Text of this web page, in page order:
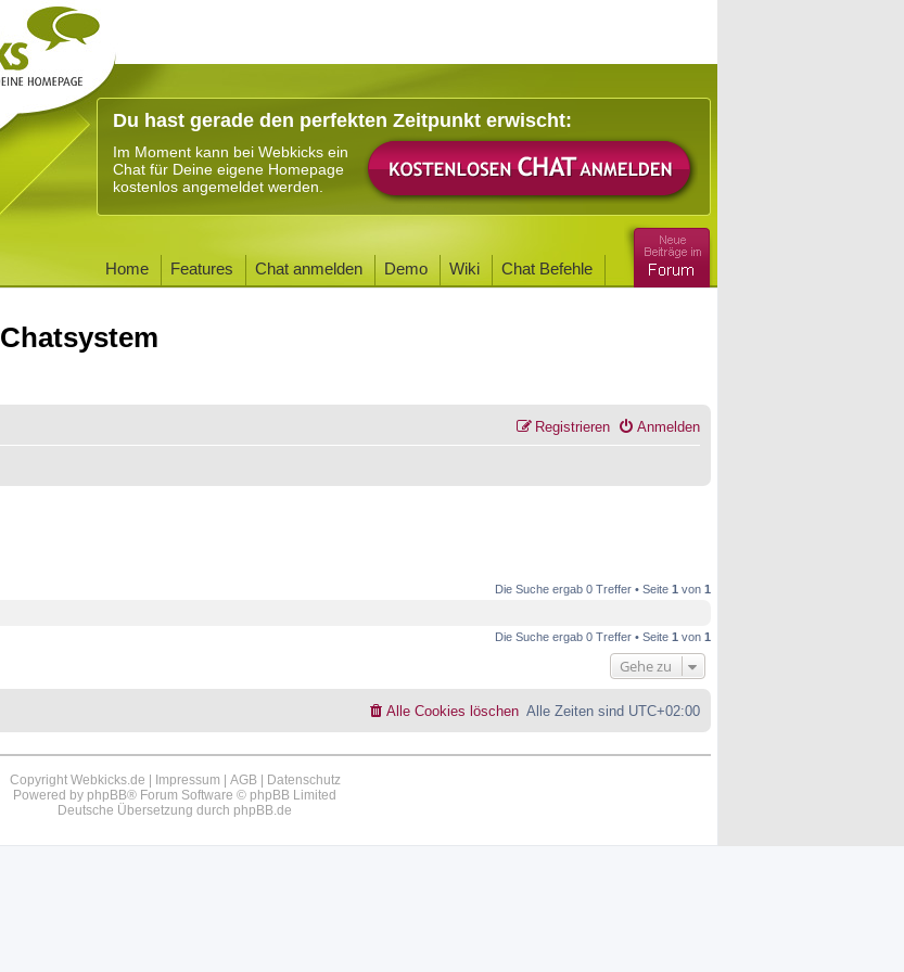
Du hast gerade den perfekten Zeitpunkt erwischt:
Im Moment kann bei Webkicks ein
Chat für Deine eigene Homepage
kostenlos angemeldet werden.
Home Features Chat anmelden Demo Wiki Chat Befehle
Chatsystem
Anmelden
Registrieren
Die Suche ergab 0 Treffer • Seite 1 von 1
Die Suche ergab 0 Treffer • Seite 1 von 1
Gehe zu
Alle Zeiten sind UTC+02:00
Alle Cookies löschen
Copyright Webkicks.de | Impressum | AGB| Datenschutz
Powered by phpBB® Forum Software © phpBB Limited
Deutsche Übersetzung durch phpBB.de